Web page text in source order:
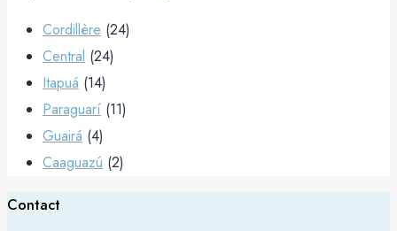
Cordillère (24)
Central (24)
Itapuá (14)
Paraguarí (11)
Guairá (4)
Caaguazú (2)
Contact